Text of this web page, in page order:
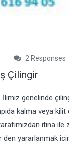
2 Responses
Çilingir
İlimiz genelinde
kalma veya
itina ile
den yararlanmak